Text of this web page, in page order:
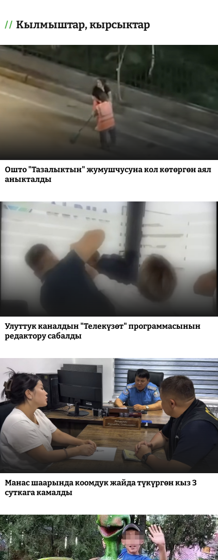
Кылмыштар, кырсыктар
Ошто "Тазалыктын" жумушчусуна кол көтөргөн аял
аныкталды
Улуттук каналдын "Телекүзөт" программасынын
редактору сабалды
Манас шаарында коомдук жайда түкүргөн кыз 3
суткага камалды